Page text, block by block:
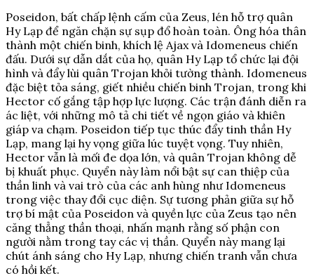
Poseidon, bất chấp lệnh cấm của Zeus, lén hỗ trợ quân
Hy Lạp để ngăn chặn sự sụp đổ hoàn toàn. Ông hóa thân
thành một chiến binh, khích lệ Ajax và Idomeneus chiến
đấu. Dưới sự dẫn dắt của họ, quân Hy Lạp tổ chức lại đội
hình và đẩy lùi quân Trojan khỏi tường thành. Idomeneus
đặc biệt tỏa sáng, giết nhiều chiến binh Trojan, trong khi
Hector cố gắng tập hợp lực lượng. Các trận đánh diễn ra
ác liệt, với những mô tả chi tiết về ngọn giáo và khiên
giáp va chạm. Poseidon tiếp tục thúc đẩy tinh thần Hy
Lạp, mang lại hy vọng giữa lúc tuyệt vọng. Tuy nhiên,
Hector vẫn là mối đe dọa lớn, và quân Trojan không dễ
bị khuất phục. Quyển này làm nổi bật sự can thiệp của
thần linh và vai trò của các anh hùng như Idomeneus
trong việc thay đổi cục diện. Sự tương phản giữa sự hỗ
trợ bí mật của Poseidon và quyền lực của Zeus tạo nên
căng thẳng thần thoại, nhấn mạnh rằng số phận con
người nằm trong tay các vị thần. Quyển này mang lại
chút ánh sáng cho Hy Lạp, nhưng chiến tranh vẫn chưa
có hồi kết.